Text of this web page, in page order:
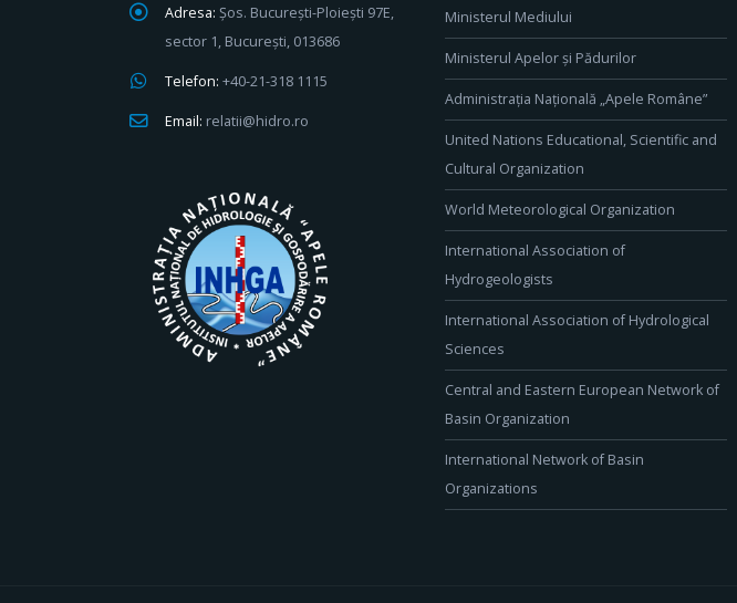
Adresa: Șos. București-Ploiești 97E,
sector 1, București, 013686
Telefon: +40-21-318 1115
Email: relatii@hidro.ro
Ministerul Mediului
Ministerul Apelor și Pădurilor
Administrația Națională „Apele Române”
United Nations Educational, Scientific and
Cultural Organization
World Meteorological Organization
International Association of
Hydrogeologists
International Association of Hydrological
Sciences
Central and Eastern European Network of
Basin Organization
International Network of Basin
Organizations